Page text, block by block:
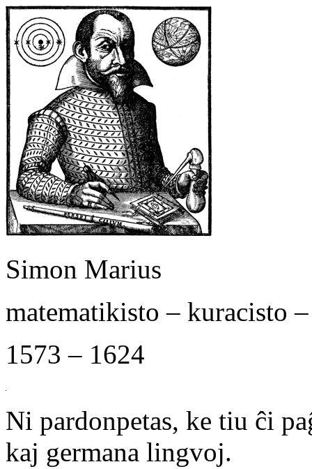
Simon Marius
matematikisto – kuracisto
1573 – 1624
Ni pardonpetas, ke tiu ĉi
kaj germana lingvoj.